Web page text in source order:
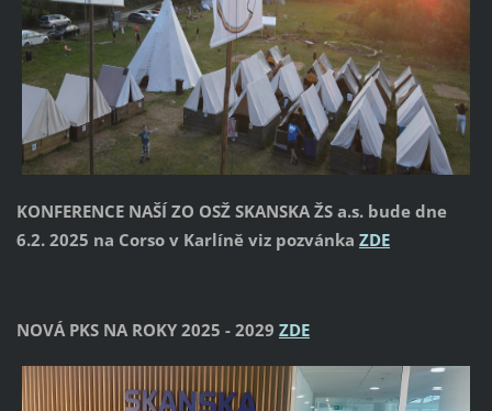
KONFERENCE NAŠÍ ZO OSŽ SKANSKA ŽS a.s. bude dne
6.2. 2025 na Corso v Karlíně viz pozvánka ZDE
NOVÁ PKS NA ROKY 2025 - 2029 ZDE